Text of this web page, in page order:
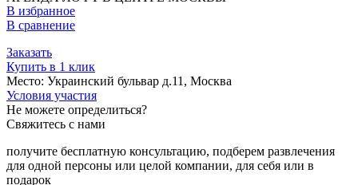
В избранное
В сравнение
Заказать
Купить в 1 клик
Место: Украинский бульвар д.11, Москва
Условия участия
Не можете определиться?
Свяжитесь с нами
получите бесплатную консультацию, подберем развлечения
для одной персоны или целой компании, для себя или в
подарок